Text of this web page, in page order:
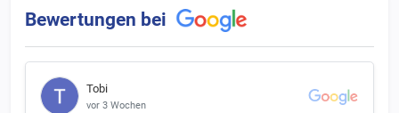
Bewertungen bei
Tobi
vor 3 Wochen